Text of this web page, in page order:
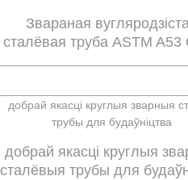
Звараная
сталёвая труба ASTM A53
добрай якасці круглыя
сталёвыя трубы для